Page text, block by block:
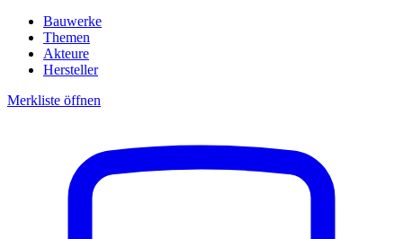
Bauwerke
Themen
Akteure
Hersteller
Merkliste öffnen